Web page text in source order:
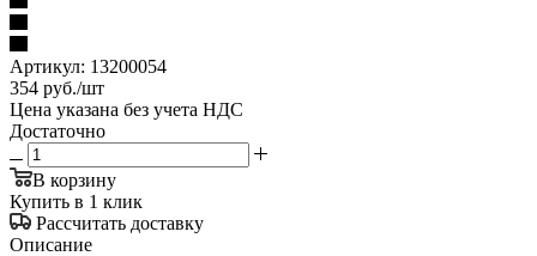
Артикул: 13200054
354 руб./шт
Цена указана без учета НДС
Достаточно
В корзину
Купить в 1 клик
Рассчитать доставку
Описание